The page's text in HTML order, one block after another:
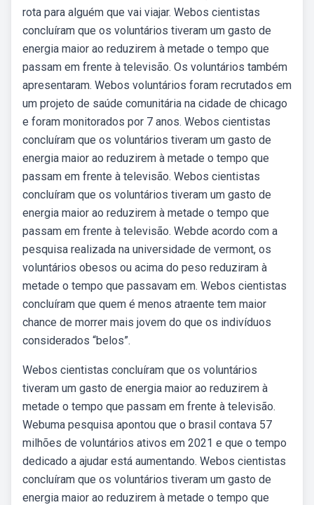
rota para alguém que vai viajar. Webos cientistas
concluíram que os voluntários tiveram um gasto de
energia maior ao reduzirem à metade o tempo que
passam em frente à televisão. Os voluntários também
apresentaram. Webos voluntários foram recrutados em
um projeto de saúde comunitária na cidade de chicago
e foram monitorados por 7 anos. Webos cientistas
concluíram que os voluntários tiveram um gasto de
energia maior ao reduzirem à metade o tempo que
passam em frente à televisão. Webos cientistas
concluíram que os voluntários tiveram um gasto de
energia maior ao reduzirem à metade o tempo que
passam em frente à televisão. Webde acordo com a
pesquisa realizada na universidade de vermont, os
voluntários obesos ou acima do peso reduziram à
metade o tempo que passavam em. Webos cientistas
concluíram que quem é menos atraente tem maior
chance de morrer mais jovem do que os indivíduos
considerados “belos”.
Webos cientistas concluíram que os voluntários
tiveram um gasto de energia maior ao reduzirem à
metade o tempo que passam em frente à televisão.
Webuma pesquisa apontou que o brasil contava 57
milhões de voluntários ativos em 2021 e que o tempo
dedicado a ajudar está aumentando. Webos cientistas
concluíram que os voluntários tiveram um gasto de
energia maior ao reduzirem à metade o tempo que